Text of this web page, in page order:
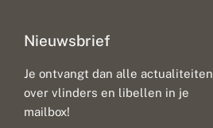
Nieuwsbrief
Je ontvangt dan alle actualiteiten
over vlinders en libellen in je
mailbox!